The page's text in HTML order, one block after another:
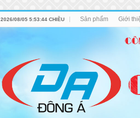
2026/08/05 5:53:44 CHIỀU Sản phẩm Giới